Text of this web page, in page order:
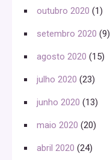
outubro 2020 (1)
setembro 2020 (9)
agosto 2020 (15)
julho 2020 (23)
junho 2020 (13)
maio 2020 (20)
abril 2020 (24)